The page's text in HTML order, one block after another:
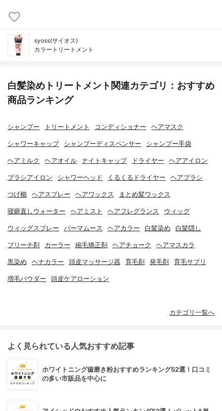
syoss(サイオス)
カラートリートメント
白髪染めトリートメント関連カテゴリ：おすすめ
商品ランキング
シャンプー トリートメント コンディショナー ヘアマスク
シャワーキャップ シャンプーディスペンサー シャンプー手袋
ヘアミルク ヘアオイル ナイトキャップ ドライヤー ヘアアイロン
ブラシアイロン シャワーヘッド くるくるドライヤー ヘアブラシ
つげ櫛 ヘアスプレー ヘアワックス まとめ髪ワックス
寝癖直しウォーター ヘアミスト ヘアフレグランス ウィッグ
ウィッグスプレー パーマムース ヘアカラー 白髪染め 白髪隠し
ブリーチ剤 カーラー 縮毛矯正剤 ヘアチョーク ヘアマスカラ
黒染め ヘナカラー 頭皮マッサージ器 育毛剤 発毛剤 育毛サプリ
増毛パウダー 頭皮ケアローション
カテゴリ一覧へ
よく見られている人気おすすめ記事
ホワイトニング歯磨き粉おすすめランキング52選！口コミ
の多い市販品を中心に